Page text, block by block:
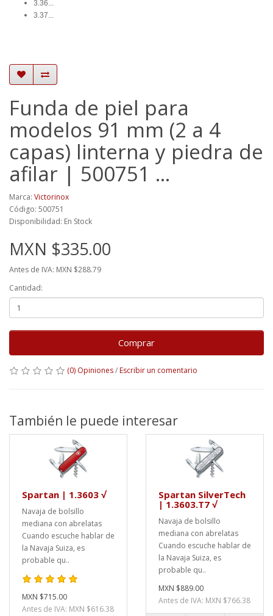
3.36...
3.37...
Funda de piel para
modelos 91 mm (2 a 4
capas) linterna y piedra de
afilar | 500751 …
Marca: Victorinox
Código: 500751
Disponibilidad: En Stock
MXN $335.00
Antes de IVA: MXN $288.79
Cantidad:
Comprar
(0) Opiniones/ Escribir un comentario
También le puede interesar
Spartan | 1.3603 √
Navaja de bolsillo
mediana con abrelatas
Cuando escuche hablar de
la Navaja Suiza, es
probable qu..
MXN $715.00
Antes de IVA: MXN $616.38
Spartan SilverTech
| 1.3603.T7 √
Navaja de bolsillo
mediana con abrelatas
Cuando escuche hablar de
la Navaja Suiza, es
probable qu..
MXN $889.00
Antes de IVA: MXN $766.38